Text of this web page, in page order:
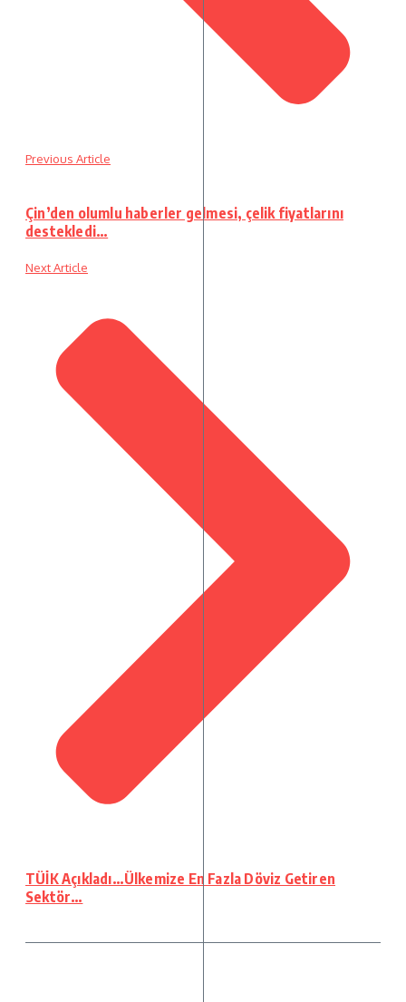
Previous Article
Çin’den olumlu haberler gelmesi, çelik fiyatlarını
destekledi…
Next Article
TÜİK Açıkladı…Ülkemize En Fazla Döviz Getiren
Sektör…